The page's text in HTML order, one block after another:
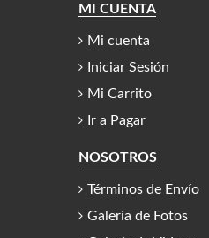
MI CUENTA
Mi cuenta
Iniciar Sesión
Mi Carrito
Ir a Pagar
NOSOTROS
Términos de Envío
Galería de Fotos